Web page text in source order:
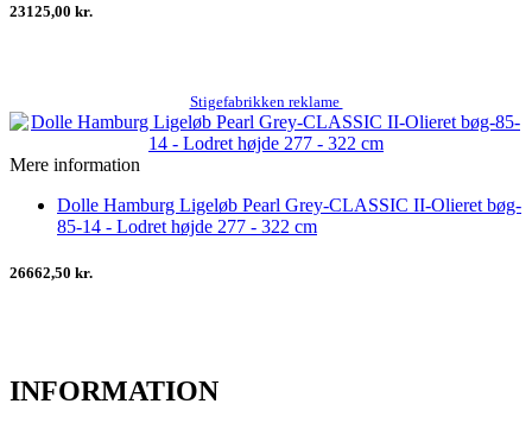
23125,00 kr.
Stigefabrikken reklame
Mere information
Dolle Hamburg Ligeløb Pearl Grey-CLASSIC II-Olieret bøg-
85-14 - Lodret højde 277 - 322 cm
26662,50 kr.
INFORMATION